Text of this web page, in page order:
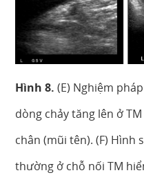
Hình 8. (E) Nghiệm
dòng chảy tăng lên ở
chân (mũi tên). (F) Hình
thường ở chỗ nối TM